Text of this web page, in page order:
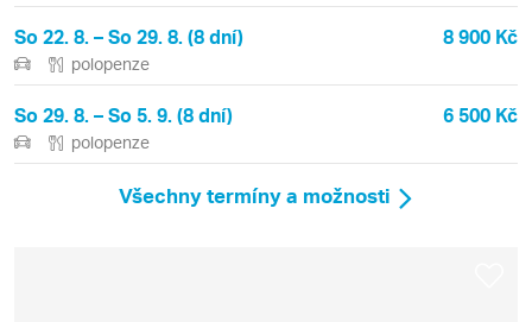
So 22. 8. – So 29. 8. (8 dní) 8 900 Kč
polopenze
So 29. 8. – So 5. 9. (8 dní) 6 500 Kč
polopenze
Všechny termíny a možnosti